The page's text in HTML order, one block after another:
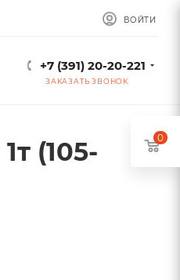
ВОЙТИ
+7 (391) 20-20-221
ЗАКАЗАТЬ ЗВОНОК
(105-
0